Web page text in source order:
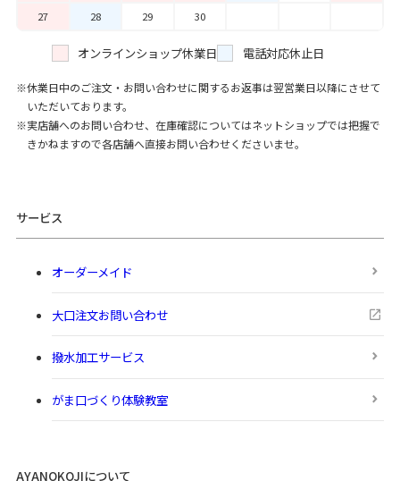
27
28 29 30
オンラインショップ休業日 電話対応休止日
休業日中のご注文・お問い合わせに関するお返事は翌営業日以降にさせて
いただいております。
実店舗へのお問い合わせ、在庫確認についてはネットショップでは把握で
きかねますので各店舗へ直接お問い合わせくださいませ。
サービス
オーダーメイド
大口注文お問い合わせ
撥水加工サービス
がま口づくり体験教室
AYANOKOJIについて